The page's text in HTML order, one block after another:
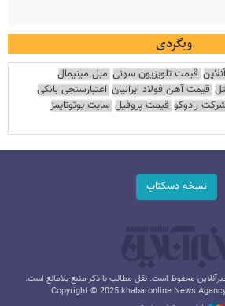
وبگردی
قیمت تلویزیون سونی مبل مینیمال
قیمت آهن فولاد ایرانیان اعتبارسنجی بانکی
رادوکو قیمت پروفیل سایت یوتوتایمز
نسخه دسکتاپ
محفوظ است. نقل مطالب با ذکر منبع بلامانع است.
Copyright © 2025 khabaronline News